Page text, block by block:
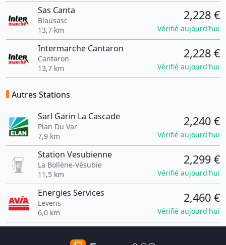
Sas Canta
Blausasc
13,7 km
2,228 €
Vérifié aujourd'hui
Intermarche Cantaron
Cantaron
13,7 km
2,228 €
Vérifié aujourd'hui
Autres Stations
Sarl Garin La Cascade
Plan Du Var
7,9 km
2,240 €
Vérifié aujourd'hui
Station Vesubienne
La Bollène-Vésubie
11,5 km
2,299 €
Vérifié aujourd'hui
Energies Services
Levens
6,0 km
2,460 €
Vérifié aujourd'hui